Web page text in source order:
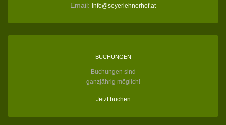
Email: info@seyerlehnerhof.at
BUCHUNGEN
Buchungen sind
ganzjährig möglich!
Jetzt buchen